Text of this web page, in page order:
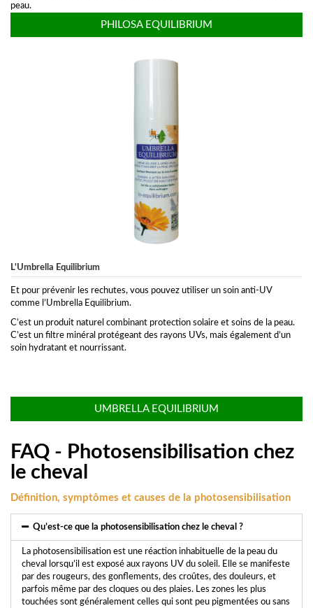
peau.
PHILOSA EQUILIBRIUM
L'Umbrella Equilibrium
Et pour prévenir les rechutes, vous pouvez utiliser un soin anti-UV
comme l’Umbrella Equilibrium.
C’est un produit naturel combinant protection solaire et soins de la peau.
C’est un filtre minéral protégeant des rayons UVs, mais également d’un
soin hydratant et nourrissant.
UMBRELLA EQUILIBRIUM
FAQ - Photosensibilisation chez
le cheval
Définition, symptômes et causes de la photosensibilisation
Qu’est-ce que la photosensibilisation chez le cheval ?
La photosensibilisation est une réaction inhabituelle de la peau du
cheval lorsqu’il est exposé aux rayons UV du soleil. Elle se manifeste
par des rougeurs, des gonflements, des croûtes, des douleurs, et
parfois même par des cloques ou des plaies. Les zones les plus
touchées sont généralement celles qui sont peu pigmentées ou sans